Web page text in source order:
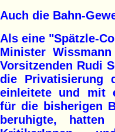
Auch die Bahn-
Als eine "Spätzle-
Minister
Vorsitzenden Rudi
die Privatisierung
einleitete und mit
für die bisherigen
beruhigte, hatten